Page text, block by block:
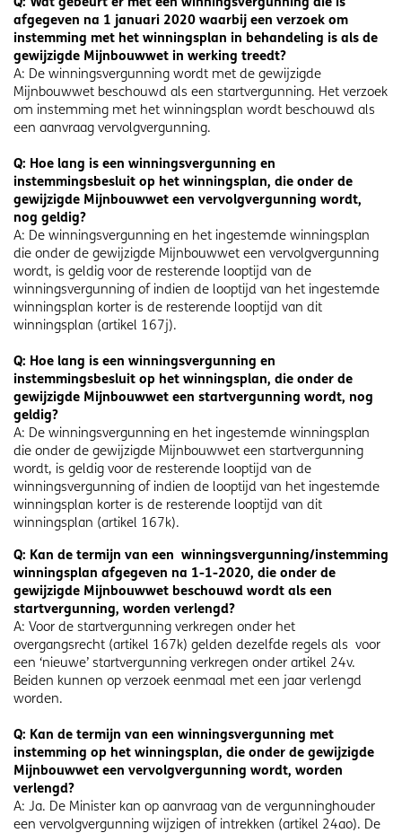
afgegeven na 1 januari 2020 waarbij een verzoek om
instemming met het winningsplan in behandeling is als de
gewijzigde Mijnbouwwet in werking treedt?
A: De winningsvergunning wordt met de gewijzigde
Mijnbouwwet beschouwd als een startvergunning. Het verzoek
om instemming met het winningsplan wordt beschouwd als
een aanvraag vervolgvergunning.
Q: Hoe lang is een winningsvergunning en
instemmingsbesluit op het winningsplan, die onder de
gewijzigde Mijnbouwwet een vervolgvergunning wordt,
nog geldig?
A: De winningsvergunning en het ingestemde winningsplan
die onder de gewijzigde Mijnbouwwet een vervolgvergunning
wordt, is geldig voor de resterende looptijd van de
winningsvergunning of indien de looptijd van het ingestemde
winningsplan korter is de resterende looptijd van dit
winningsplan (artikel 167j).
Q: Hoe lang is een winningsvergunning en
instemmingsbesluit op het winningsplan, die onder de
gewijzigde Mijnbouwwet een startvergunning wordt, nog
geldig?
A: De winningsvergunning en het ingestemde winningsplan
die onder de gewijzigde Mijnbouwwet een startvergunning
wordt, is geldig voor de resterende looptijd van de
winningsvergunning of indien de looptijd van het ingestemde
winningsplan korter is de resterende looptijd van dit
winningsplan (artikel 167k).
Q: Kan de termijn van een winningsvergunning/instemming
winningsplan afgegeven na 1-1-2020, die onder de
gewijzigde Mijnbouwwet beschouwd wordt als een
startvergunning, worden verlengd?
A: Voor de startvergunning verkregen onder het
overgangsrecht (artikel 167k) gelden dezelfde regels als voor
een ‘nieuwe’ startvergunning verkregen onder artikel 24v.
Beiden kunnen op verzoek eenmaal met een jaar verlengd
worden.
Q: Kan de termijn van een winningsvergunning met
instemming op het winningsplan, die onder de gewijzigde
Mijnbouwwet een vervolgvergunning wordt, worden
verlengd?
A: Ja. De Minister kan op aanvraag van de vergunninghouder
een vervolgvergunning wijzigen of intrekken (artikel 24ao). De